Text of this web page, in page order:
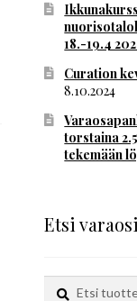
18.-19.4
Curation
8.10.2024
torstaina
tekemään
Etsi
Etsi:
Haku